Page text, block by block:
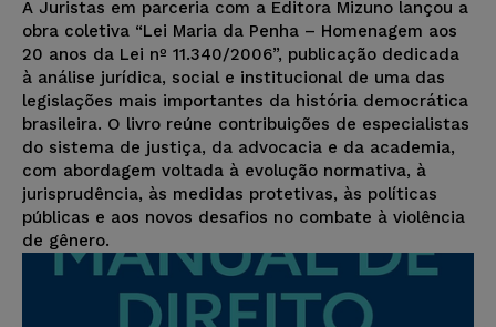
A Juristas em parceria com a Editora Mizuno lançou a
obra coletiva “Lei Maria da Penha – Homenagem aos
20 anos da Lei nº 11.340/2006”, publicação dedicada
à análise jurídica, social e institucional de uma das
legislações mais importantes da história democrática
brasileira. O livro reúne contribuições de especialistas
do sistema de justiça, da advocacia e da academia,
com abordagem voltada à evolução normativa, à
jurisprudência, às medidas protetivas, às políticas
públicas e aos novos desafios no combate à violência
de gênero.